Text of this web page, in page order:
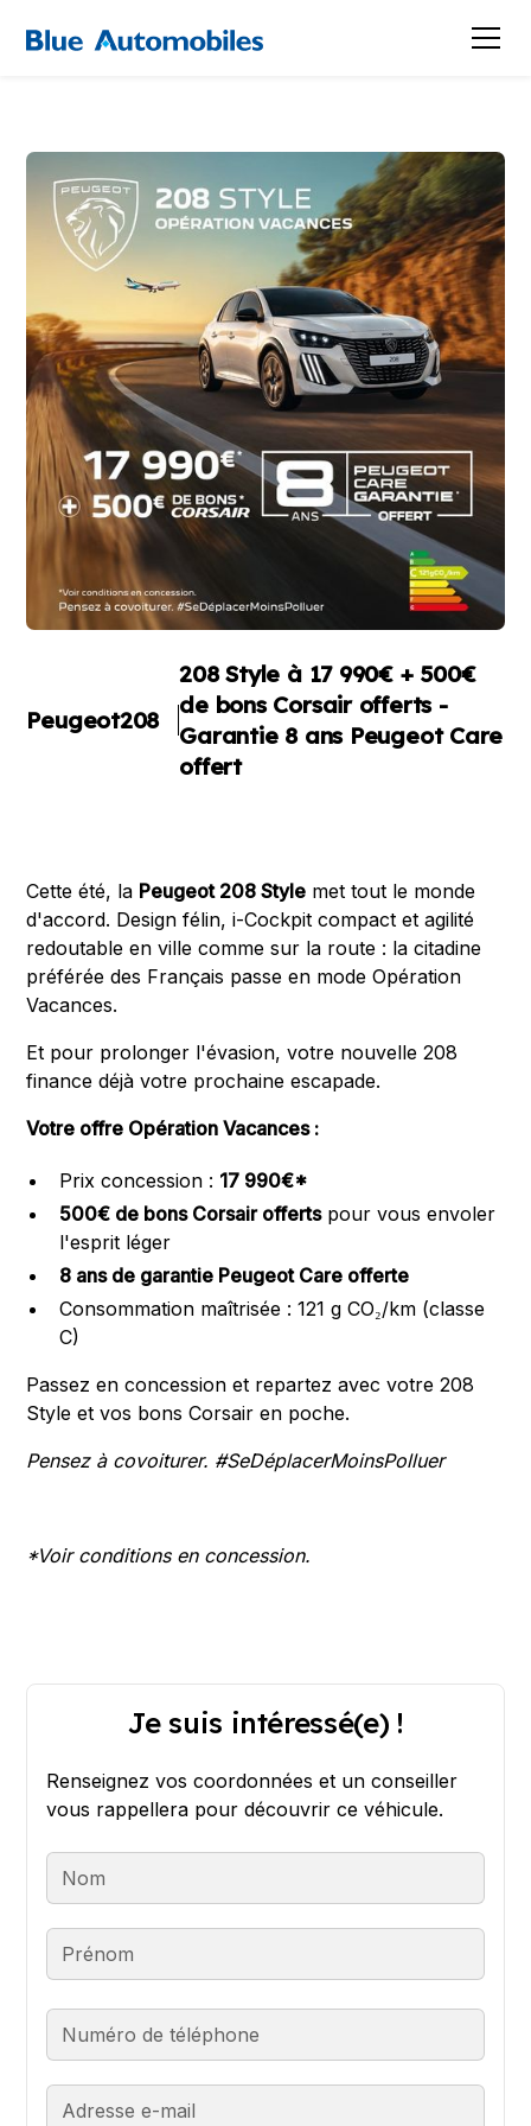
Peugeot208
208 Style à 17 990€ + 500€
de bons Corsair offerts -
Garantie 8 ans Peugeot Care
offert
Cette été, la Peugeot 208 Style met tout le monde
d'accord. Design félin, i-Cockpit compact et agilité
redoutable en ville comme sur la route : la citadine
préférée des Français passe en mode Opération
Vacances.
Et pour prolonger l'évasion, votre nouvelle 208
finance déjà votre prochaine escapade.
Votre offre Opération Vacances :
Prix concession : 17 990€*
500€ de bons Corsair offertspour vous envoler
l'esprit léger
8 ans de garantie Peugeot Care offerte
Consommation maîtrisée : 121 g CO₂/km (classe
C)
Passez en concession et repartez avec votre 208
Style et vos bons Corsair en poche.
Pensez à covoiturer. #SeDéplacerMoinsPolluer
*Voir conditions en concession.
Je suis intéressé(e) !
Renseignez vos coordonnées et un conseiller
vous rappellera pour découvrir ce véhicule.